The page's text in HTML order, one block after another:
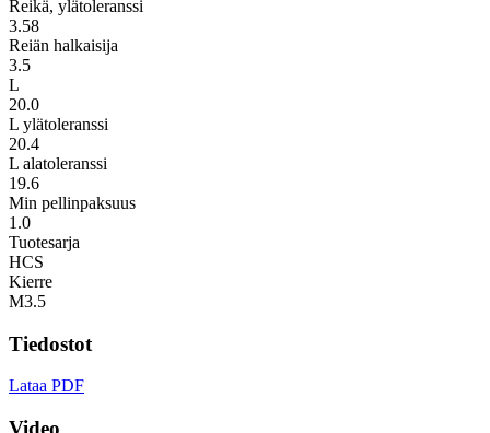
Reikä, ylätoleranssi
3.58
Reiän halkaisija
3.5
L
20.0
L ylätoleranssi
20.4
L alatoleranssi
19.6
Min pellinpaksuus
1.0
Tuotesarja
HCS
Kierre
M3.5
Tiedostot
Lataa PDF
Video